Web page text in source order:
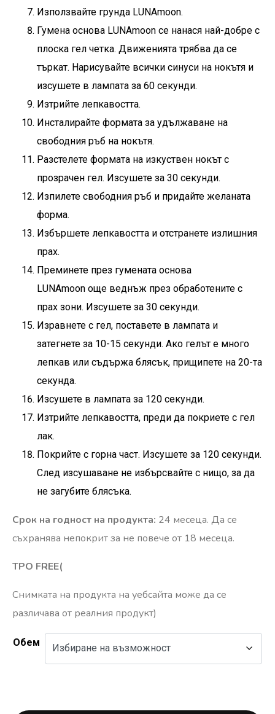
Използвайте грунда LUNAmoon.
Гумена основа LUNAmoon се нанася най-добре с
плоска гел четка. Движенията трябва да се
търкат. Нарисувайте всички синуси на нокътя и
изсушете в лампата за 60 секунди.
Изтрийте лепкавостта.
Инсталирайте формата за удължаване на
свободния ръб на нокътя.
Разстелете формата на изкуствен нокът с
прозрачен гел. Изсушете за 30 секунди.
Изпилете свободния ръб и придайте желаната
форма.
Избършете лепкавостта и отстранете излишния
прах.
Преминете през гумената основа
LUNAmoon още веднъж през обработените с
прах зони. Изсушете за 30 секунди.
Изравнете с гел, поставете в лампата и
затегнете за 10-15 секунди. Ако гелът е много
лепкав или съдържа блясък, прищипете на 20-та
секунда.
Изсушете в лампата за 120 секунди.
Изтрийте лепкавостта, преди да покриете с гел
лак.
Покрийте с горна част. Изсушете за 120 секунди.
След изсушаване не избърсвайте с нищо, за да
не загубите блясъка.
Срок на годност на продукта: 24 месеца. Да се
съхранява непокрит за не повече от 18 месеца.
TPO FREE(
Снимката на продукта на уебсайта може да се
различава от реалния продукт)
Обем